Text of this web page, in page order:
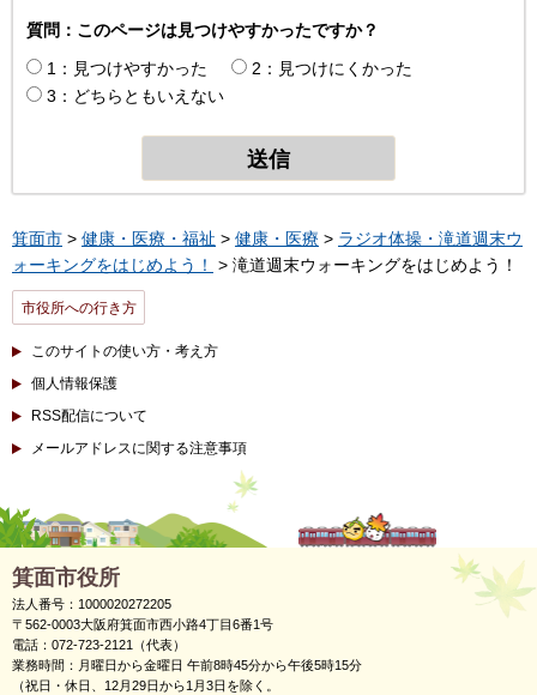
質問：このページは見つけやすかったですか？
1：見つけやすかった
2：見つけにくかった
3：どちらともいえない
箕面市 > 健康・医療・福祉 > 健康・医療 > ラジオ体操・滝道週末ウ
ォーキングをはじめよう！
> 滝道週末ウォーキングをはじめよう！
市役所への行き方
このサイトの使い方・考え方
個人情報保護
RSS配信について
メールアドレスに関する注意事項
箕面市役所
法人番号：1000020272205
〒562-0003大阪府箕面市西小路4丁目6番1号
電話：072-723-2121（代表）
業務時間：月曜日から金曜日 午前8時45分から午後5時15分
（祝日・休日、12月29日から1月3日を除く。